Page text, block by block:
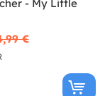
- My Little
€